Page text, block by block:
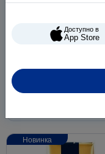
Кофе молотый Dallmayr
Ethiopia 500 г
Новинка
Доступно в
App Store